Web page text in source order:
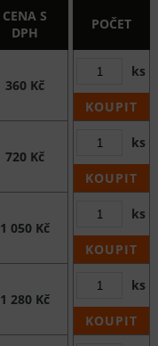
CENA S
DPH
POČET
360 Kč
ks
KOUPIT
720 Kč
ks
KOUPIT
1 050 Kč
ks
KOUPIT
1 280 Kč
ks
KOUPIT